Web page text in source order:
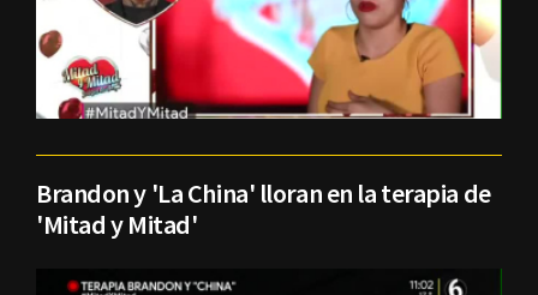
Brandon y 'La China' lloran en la terapia de
'Mitad y Mitad'